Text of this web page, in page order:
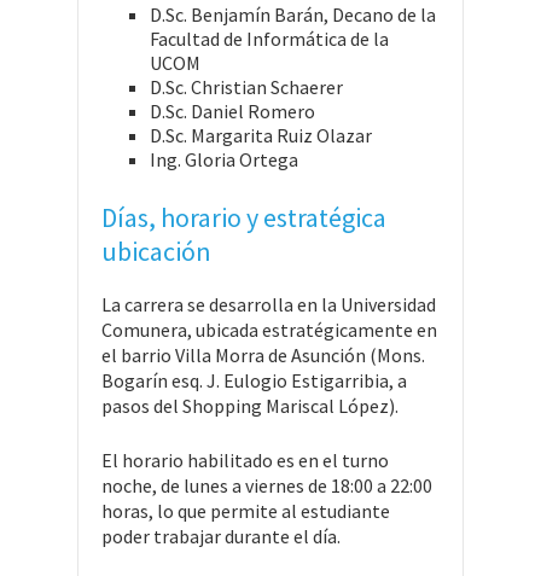
D.Sc. Benjamín Barán, Decano de la
Facultad de Informática de la
UCOM
D.Sc. Christian Schaerer
D.Sc. Daniel Romero
D.Sc. Margarita Ruiz Olazar
Ing. Gloria Ortega
Días, horario y estratégica
ubicación
La carrera se desarrolla en la Universidad
Comunera, ubicada estratégicamente en
el barrio Villa Morra de Asunción (Mons.
Bogarín esq. J. Eulogio Estigarribia, a
pasos del Shopping Mariscal López).
El horario habilitado es en el turno
noche, de lunes a viernes de 18:00 a 22:00
horas, lo que permite al estudiante
poder trabajar durante el día.